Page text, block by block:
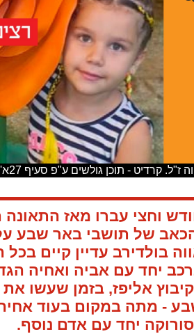
ז"ל. קרדיט - תוכן גולשים ע"פ סעיף 27א'
של תושבי באר שבע
בולדירב עדיין קיים
יחד עם אביה ואחיה
אליפז, בזמן שעשו
- מתה במקום בעוד אחיה
יחד עם אדם נוסף.